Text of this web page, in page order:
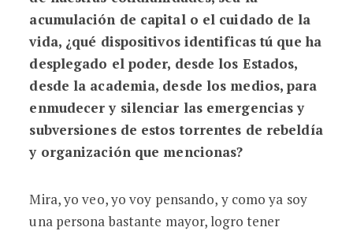
acumulación de capital o el cuidado de la
vida, ¿qué dispositivos identificas tú que ha
desplegado el poder, desde los Estados,
desde la academia, desde los medios, para
enmudecer y silenciar las emergencias y
subversiones de estos torrentes de rebeldía
y organización que mencionas?
Mira, yo veo, yo voy pensando, y como ya soy
una persona bastante mayor, logro tener